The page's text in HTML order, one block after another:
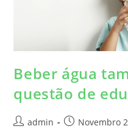
Beber água
questão de
admin Novembro